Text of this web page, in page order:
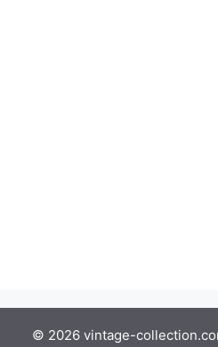
© 2026 vintage-